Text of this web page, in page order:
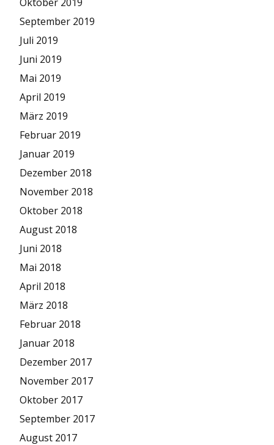
September 2019
Juli 2019
Juni 2019
Mai 2019
April 2019
März 2019
Februar 2019
Januar 2019
Dezember 2018
November 2018
Oktober 2018
August 2018
Juni 2018
Mai 2018
April 2018
März 2018
Februar 2018
Januar 2018
Dezember 2017
November 2017
Oktober 2017
September 2017
August 2017